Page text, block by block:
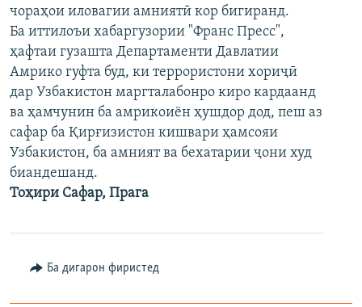
чораҳои иловагии амниятӣ кор бигиранд.
Ба иттилоъи хабаргузории "Франс Пресс",
ҳафтаи гузашта Департаменти Давлатии
Амрико гуфта буд, ки террористони хориҷӣ
дар Узбакистон маргталабонро киро кардаанд
ва ҳамчунин ба амрикоиён ҳушдор дод, пеш аз
сафар ба Қирғизистон кишвари ҳамсояи
Узбакистон, ба амният ва бехатарии ҷони худ
биандешанд.
Тоҳири Сафар, Прага
Ба дигарон фиристед